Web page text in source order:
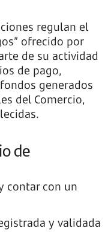
regulan el
ofrecido por
de su actividad
de pago,
generados
del Comercio,
de
contar con un
y validada